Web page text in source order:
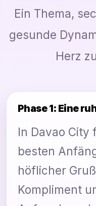
Ein Thema,
gesunde
Herz
Phase 1: Eine
In Davao City
besten
höflicher
Kompliment